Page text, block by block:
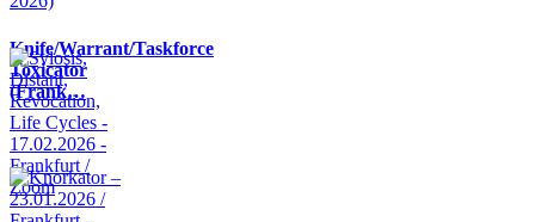
Knife/Warrant/Taskforce
Toxicator
(Frank…